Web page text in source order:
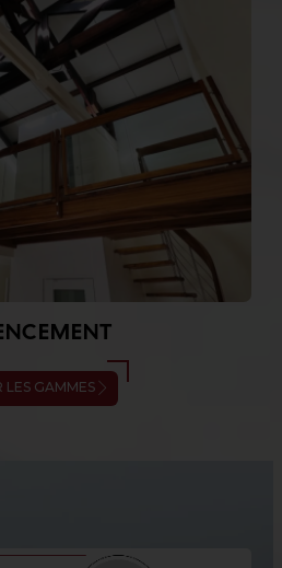
LES GAMMES